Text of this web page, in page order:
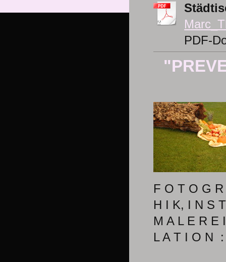
PDF-
F O T O G
H I K, I N S
M A L E R E
L A T I O N